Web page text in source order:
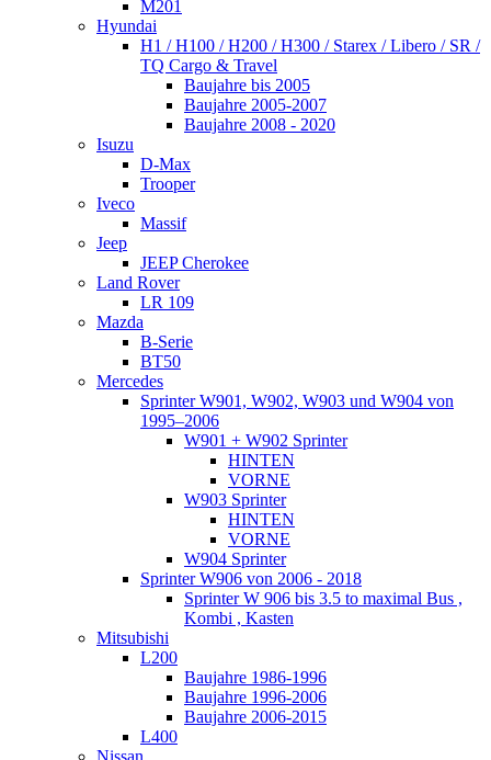
M201
Hyundai
H1 / H100 / H200 / H300 / Starex / Libero / SR /
TQ Cargo & Travel
Baujahre bis 2005
Baujahre 2005-2007
Baujahre 2008 - 2020
Isuzu
D-Max
Trooper
Iveco
Massif
Jeep
JEEP Cherokee
Land Rover
LR 109
Mazda
B-Serie
BT50
Mercedes
Sprinter W901, W902, W903 und W904 von
1995–2006
W901 + W902 Sprinter
HINTEN
VORNE
W903 Sprinter
HINTEN
VORNE
W904 Sprinter
Sprinter W906 von 2006 - 2018
Sprinter W 906 bis 3.5 to maximal Bus ,
Kombi , Kasten
Mitsubishi
L200
Baujahre 1986-1996
Baujahre 1996-2006
Baujahre 2006-2015
L400
Nissan